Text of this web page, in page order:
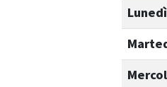
Lunedì